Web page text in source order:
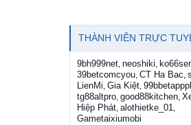
THÀNH VIÊN TRỰC
9bh999net, neoshiki,
39betcomcyou, CT Ha Bac,
LienMi, Gia Kiệt,
tg88altpro, good88kitchen,
Hiệp Phát, alothietke_01,
Gametaixiumobi